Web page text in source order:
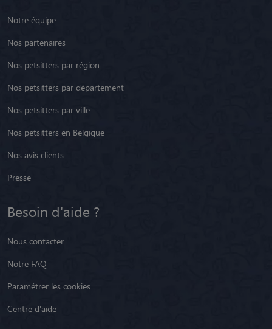
Notre équipe
Nos partenaires
Nos petsitters par région
Nos petsitters par département
Nos petsitters par ville
Nos petsitters en Belgique
Nos avis clients
Presse
Besoin d'aide ?
Nous contacter
Notre FAQ
Paramétrer les cookies
Centre d'aide